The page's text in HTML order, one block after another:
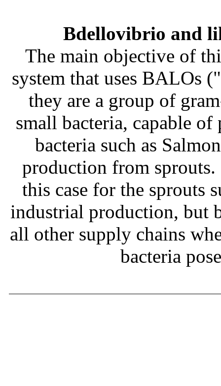
Bdellovibrio and
The main objective of
system that uses BALOs
they are a group of
small bacteria, capable
bacteria such as
production from
this case for the sprouts
industrial production, but
all other supply chains
bacteria